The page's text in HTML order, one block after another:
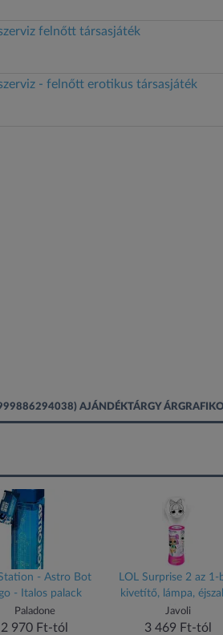
felnőtt társasjáték
- felnőtt erotikus társasjáték
AJÁNDÉKTÁRGY
- Astro Bot
- Italos palack
Paladone
2 970 Ft-tól
LOL Surprise 2 az 1-
kivetítő, lámpa,
fény
Javoli
3 469 Ft-tól